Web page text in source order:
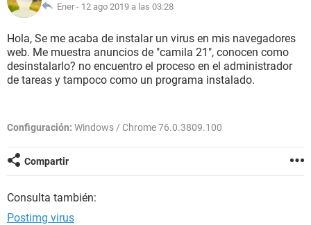
Ener - 12 ago 2019 a las 03:28
Hola, Se me acaba de instalar un virus en mis navegadores
web. Me muestra anuncios de "camila 21", conocen como
desinstalarlo? no encuentro el proceso en el administrador
de tareas y tampoco como un programa instalado.
Configuración: Windows / Chrome 76.0.3809.100
Compartir
Consulta también:
Postimg virus